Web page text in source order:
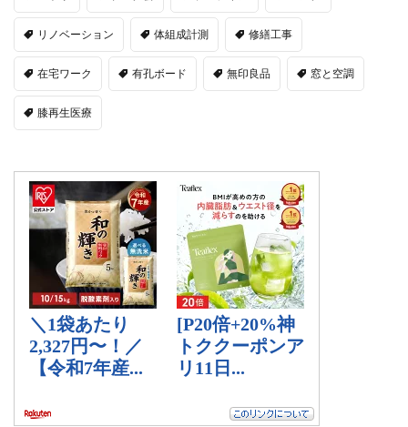
リノベーション 体組成計測 修繕工事
在宅ワーク 有孔ボード 無印良品 窓と空調
膝再生医療